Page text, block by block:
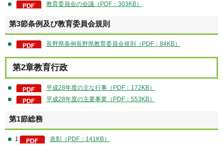
教育委員会の会議（PDF：303KB）
第3節条例及び教育委員会規則
長野県条例長野県教育委員会規則（PDF：84KB）
第2章教育行政
平成28年度の主な行事（PDF：172KB）
平成28年度の主要事業（PDF：553KB）
第1節総務
1
表彰（PDF：141KB）